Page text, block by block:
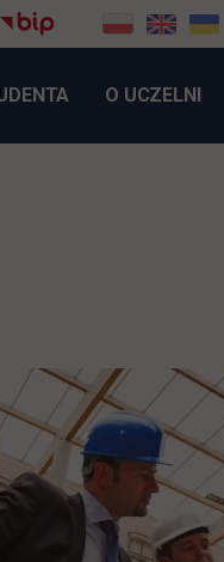
SIĘ W NOWEJ KARCIE
O UCZELNI